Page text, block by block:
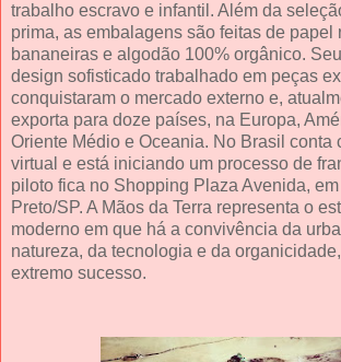
trabalho escravo e infantil. Além da
prima, as embalagens são feitas de papel
bananeiras e algodão 100% orgânico.
design sofisticado trabalhado em peças
conquistaram o mercado externo e,
exporta para doze países, na Europa,
Oriente Médio e Oceania. No Brasil conta
virtual e está iniciando um processo de
piloto fica no Shopping Plaza Avenida,
Preto/SP. A Mãos da Terra representa o
moderno em que há a convivência da
natureza, da tecnologia e da
extremo sucesso.